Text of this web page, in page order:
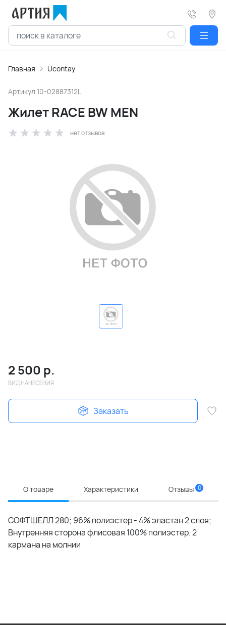
Главная Ucontay
Артикул 10-02887312L
Жилет RACE BW MEN
нет отзывов
2 500 р.
ВИД НАНЕСЕНИЯ
Заказать
О товаре Характеристики Отзывы 0
СОФТШЕЛЛ 280; 96% полиэстер - 4% эластан 2 слоя;
Внутренняя сторона флисовая 100% полиэстер. 2
кармана на молнии